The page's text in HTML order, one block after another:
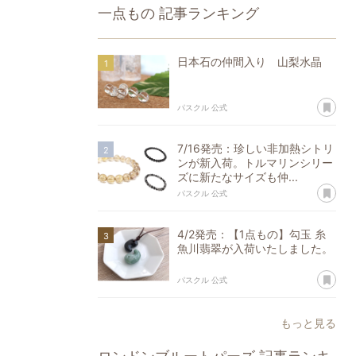
一点もの 記事ランキング
日本石の仲間入り 山梨水晶
パスクル 公式 あ
7/16発売：珍しい非加熱シトリ
ンが新入荷。トルマリンシリー
ズに新たなサイズも仲...
パスクル 公式 あ
4/2発売：【1点もの】勾玉 糸
魚川翡翠が入荷いたしました。
パスクル 公式 あ
もっと見る